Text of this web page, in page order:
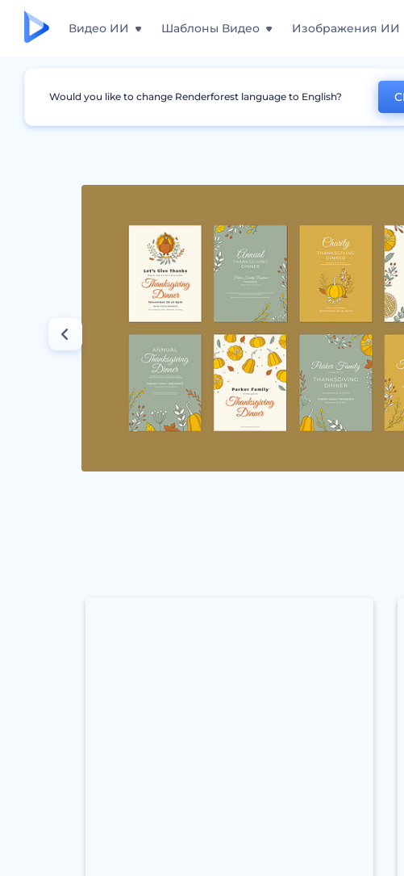
Видео ИИ Шаблоны Видео Изображения ИИ
Дизайны Постеры Дизайн приглашений на
Would you like to change Renderforest language to English?